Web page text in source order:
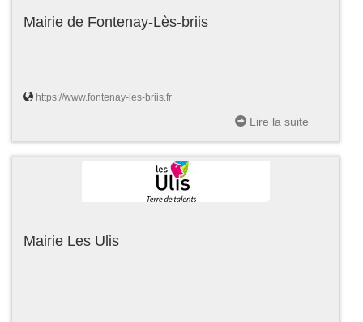
Mairie de Fontenay-Lès-briis
https://www.fontenay-les-briis.fr
Lire la suite
Mairie Les Ulis